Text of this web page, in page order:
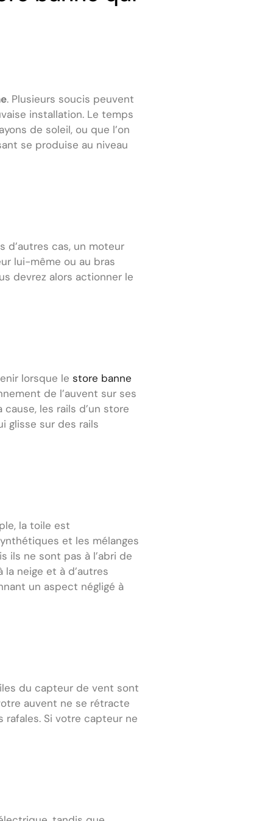
. Plusieurs soucis peuvent
installation. Le temps
de soleil, ou que l’on
se produise au niveau
cas, un moteur
lui-même ou au bras
devrez alors actionner le
lorsque le store banne
de l’auvent sur ses
les rails d’un store
glisse sur des rails
la toile est
et les mélanges
ils ne sont pas à l’abri de
neige et à d’autres
un aspect négligé à
du capteur de vent sont
auvent ne se rétracte
Si votre capteur ne